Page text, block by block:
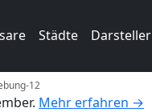
Städte Darsteller
12
Mehr erfahren →